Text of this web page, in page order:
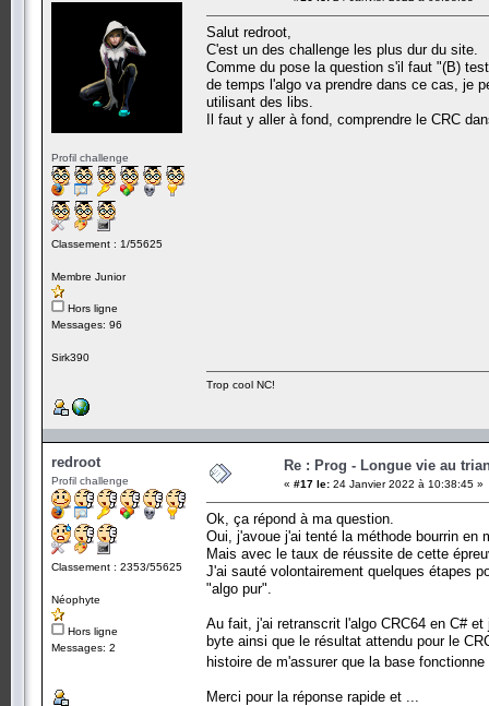
Profil challenge
Classement : 1/55625
Membre Junior
Hors ligne
Messages: 96
Sirk390
Salut redroot,
C'est un des challenge les plus dur du site.
Comme du pose la question s'il faut "(B)
de temps l'algo va prendre dans ce cas, je
utilisant des libs.
Il faut y aller à fond, comprendre le CRC
Trop cool NC!
redroot
Profil challenge
Classement : 2353/55625
Néophyte
Hors ligne
Messages: 2
Re : Prog - Longue vie au
« #17 le: 24 Janvier 2022 à 10:38:45 »
Ok, ça répond à ma question.
Oui, j'avoue j'ai tenté la méthode bourrin en
Mais avec le taux de réussite de cette
J'ai sauté volontairement quelques étapes
"algo pur".
Au fait, j'ai retranscrit l'algo CRC64 en C#
byte ainsi que le résultat attendu pour le
histoire de m'assurer que la base
Merci pour la réponse rapide et ...